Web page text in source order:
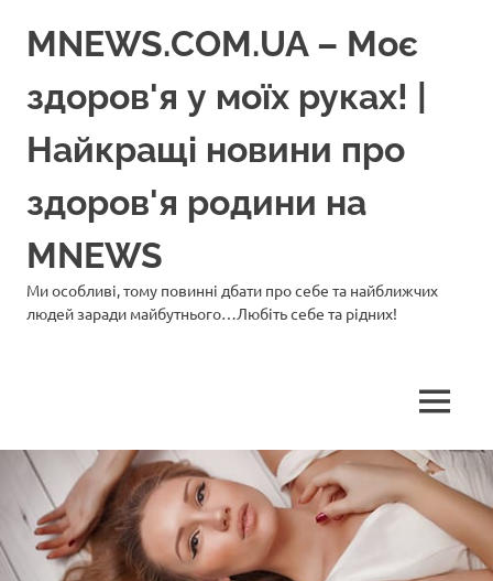
MNEWS.COM.UA – Моє
здоров'я у моїх руках! |
Найкращі новини про
здоров'я родини на
MNEWS
Ми особливі, тому повинні дбати про себе та найближчих
людей заради майбутнього…Любіть себе та рідних!
МЕНЮ